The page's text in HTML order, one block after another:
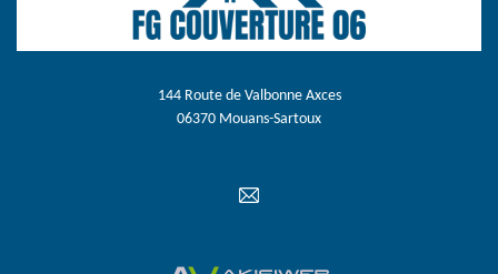
144 Route de Valbonne Axces
06370 Mouans-Sartoux